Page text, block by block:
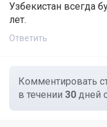
Узбекистан всегда
лет.
Ответить
Комментировать
в течении 30 дней